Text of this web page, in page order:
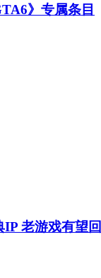
》专属条目
IP 老游戏有望